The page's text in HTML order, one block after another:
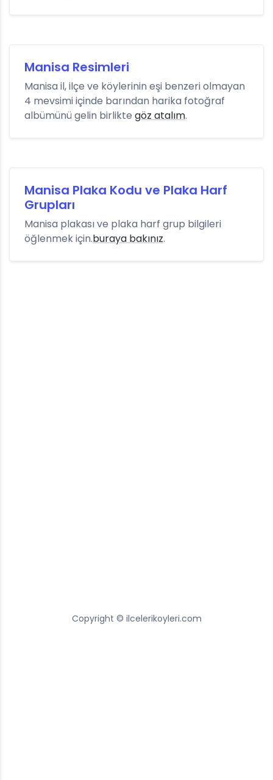
Manisa Resimleri
Manisa il, ilçe ve köylerinin eşi benzeri olmayan
4 mevsimi içinde barından harika fotoğraf
albümünü gelin birlikte göz atalım.
Manisa Plaka Kodu ve Plaka Harf
Grupları
Manisa plakası ve plaka harf grup bilgileri
öğlenmek için.buraya bakınız.
Copyright © ilcelerikoyleri.com